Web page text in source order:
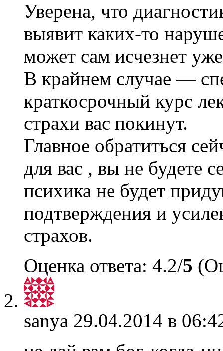
Уверена, что
выявит каких-то
может сам исчезнет
В крайнем случае —
краткосрочный курс
страхи вас покинут.
Главное обратиться
для вас , вы не будете
психика не будет
подтверждения и
страхов.
Оценка ответа: 4.2/5
sanya 29.04.2014 в